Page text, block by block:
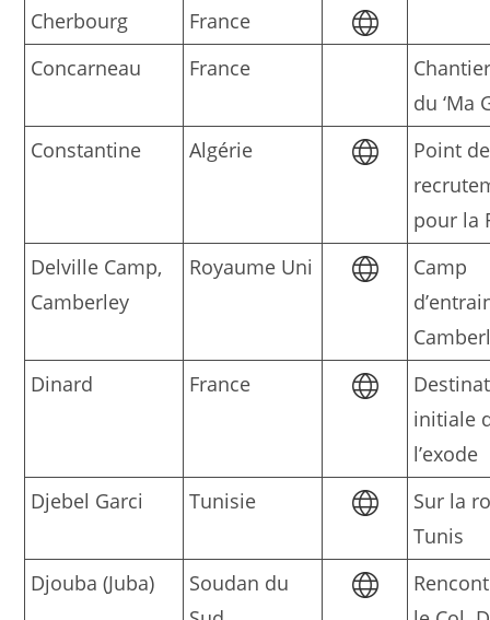
Cherbourg
France
Concarneau
France
du ‘Ma
Constantine
Algérie
Point de
pour la
Delville Camp,
Camberley
Royaume Uni
Camp
Dinard
France
initiale
l’exode
Djebel Garci
Tunisie
Sur la
Tunis
Djouba (Juba)
Soudan du